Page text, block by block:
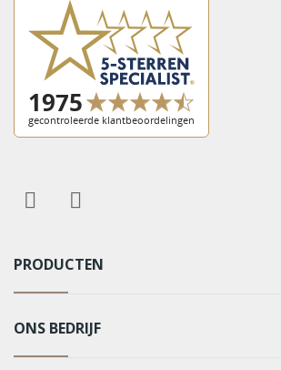
PRODUCTEN
ONS BEDRIJF